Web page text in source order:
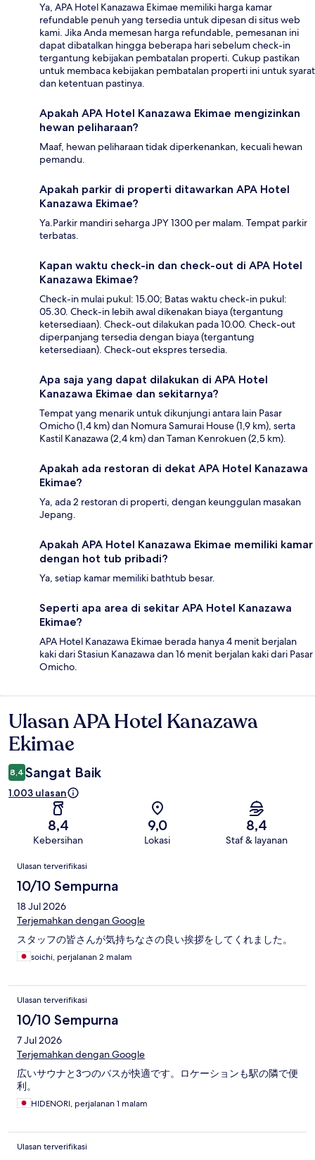
Ya, APA Hotel Kanazawa Ekimae memiliki harga kamar
refundable penuh yang tersedia untuk dipesan di situs web
kami. Jika Anda memesan harga refundable, pemesanan ini
dapat dibatalkan hingga beberapa hari sebelum check-in
tergantung kebijakan pembatalan properti. Cukup pastikan
untuk membaca kebijakan pembatalan properti ini untuk syarat
dan ketentuan pastinya.
Apakah APA Hotel Kanazawa Ekimae mengizinkan
hewan peliharaan?
Maaf, hewan peliharaan tidak diperkenankan, kecuali hewan
pemandu.
Apakah parkir di properti ditawarkan APA Hotel
Kanazawa Ekimae?
Ya.Parkir mandiri seharga JPY 1300 per malam. Tempat parkir
terbatas.
Kapan waktu check-in dan check-out di APA Hotel
Kanazawa Ekimae?
Check-in mulai pukul: 15.00; Batas waktu check-in pukul:
05.30. Check-in lebih awal dikenakan biaya (tergantung
ketersediaan). Check-out dilakukan pada 10.00. Check-out
diperpanjang tersedia dengan biaya (tergantung
ketersediaan). Check-out ekspres tersedia.
Apa saja yang dapat dilakukan di APA Hotel
Kanazawa Ekimae dan sekitarnya?
Tempat yang menarik untuk dikunjungi antara lain Pasar
Omicho (1,4 km) dan Nomura Samurai House (1,9 km), serta
Kastil Kanazawa (2,4 km) dan Taman Kenrokuen (2,5 km).
Apakah ada restoran di dekat APA Hotel Kanazawa
Ekimae?
Ya, ada 2 restoran di properti, dengan keunggulan masakan
Jepang.
Apakah APA Hotel Kanazawa Ekimae memiliki kamar
dengan hot tub pribadi?
Ya, setiap kamar memiliki bathtub besar.
Seperti apa area di sekitar APA Hotel Kanazawa
Ekimae?
APA Hotel Kanazawa Ekimae berada hanya 4 menit berjalan
kaki dari Stasiun Kanazawa dan 16 menit berjalan kaki dari Pasar
Omicho.
Ulasan
Ulasan APA Hotel Kanazawa
Ekimae
8,4 Sangat Baik
1.003 ulasan
8,4
Kebersihan
9,0
Lokasi
8,4
Staf & layanan
Ulasan
Ulasan terverifikasi
10/10 Sempurna
18 Jul 2026
Terjemahkan dengan Google
スタッフの皆さんが気持ちなさの良い挨拶をしてくれました。
soichi, perjalanan 2 malam
Ulasan terverifikasi
10/10 Sempurna
7 Jul 2026
Terjemahkan dengan Google
広いサウナと3つのバスが快適です。ロケーションも駅の隣で便
利。
HIDENORI, perjalanan 1 malam
Ulasan terverifikasi